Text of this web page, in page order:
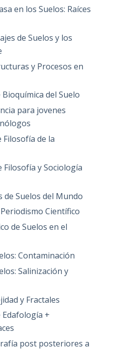
en los Suelos: Raíces
de Suelos y los
y Procesos en
del Suelo
para jovenes
de la
Filosofía y Sociología
de Suelos del Mundo
Científico
de Suelos en el
Contaminación
Salinización y
y Fractales
+
post posteriores a